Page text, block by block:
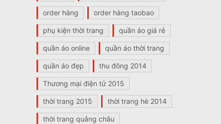
order hàng order hàng taobao
phụ kiện thời trang quần áo giá rẻ
quần áo online quần áo thời trang
quần áo đẹp thu đông 2014
Thương mại điện tử 2015
thời trang 2015 thời trang hè 2014
thời trang quảng châu